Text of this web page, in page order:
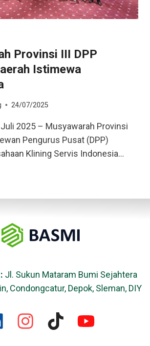
Provinsi III DPP
Istimewa
24/07/2025
2025 – Musyawarah Provinsi
Pengurus Pusat (DPP)
Klining Servis Indonesia…
Jl. Sukun Mataram Bumi Sejahtera
Condongcatur, Depok, Sleman, DIY